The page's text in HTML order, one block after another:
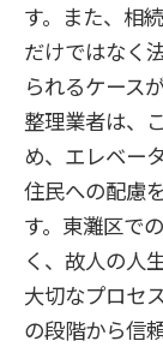
す。また、相
だけではなく
られるケース
整理業者は、
め、エレベー
住民への配慮
す。東灘区で
く、故人の人
大切なプロセ
の段階から信